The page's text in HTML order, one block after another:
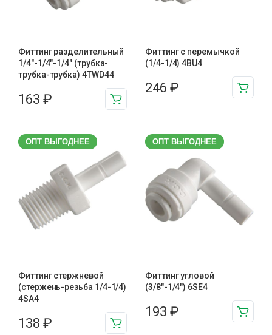
Фиттинг разделительный
1/4"-1/4"-1/4" (трубка-
трубка-трубка) 4TWD44
163 ₽
Фиттинг с перемычкой
(1/4-1/4) 4BU4
246 ₽
ОПТ ВЫГОДНЕЕ
Фиттинг стержневой
(стержень-резьба 1/4-1/4)
4SA4
138 ₽
ОПТ ВЫГОДНЕЕ
Фиттинг угловой
(3/8"-1/4") 6SE4
193 ₽